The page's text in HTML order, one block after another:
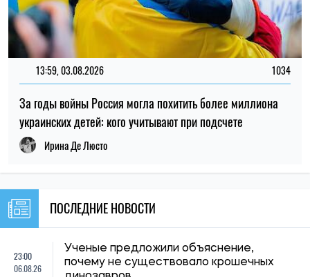
23:00
06.08.26
Ученые предложили объяснение,
почему не существовало крошечных
динозавров
Украинцам будут оплачивать аренду
жилья в течение шести месяцев: кто
может подать заявку
22:00
06.08.26
Ученые впервые увидели крошечные
вихри на поверхности Солнца
21:31
06.08.26
перед отопительным сезоном
06.08.26
Ученые объяснили, почему от удивления
расширяются зрачки